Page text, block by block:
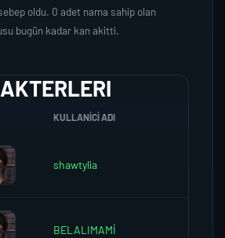
oldu. 0 adet nama sahip olan
bugün kadar kan akitti.
KULLANICI ADI
shawtylia
BELALIMAMİ